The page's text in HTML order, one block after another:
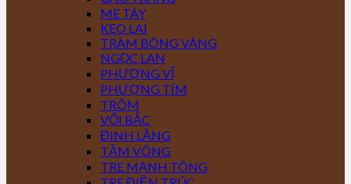
ME TÂY
KEO LAI
TRÀM BÔNG VÀNG
NGỌC LAN
PHƯỢNG VĨ
PHƯỢNG TÍM
TRÔM
VỐI BẮC
ĐINH LĂNG
TẦM VÔNG
TRE MẠNH TÔNG